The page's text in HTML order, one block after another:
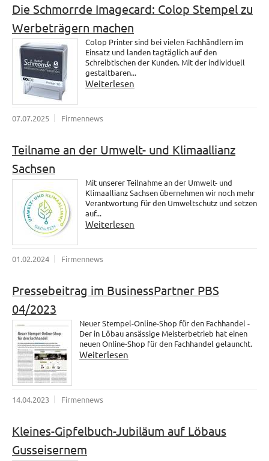
Die Schmorrde Imagecard: Colop Stempel zu
Werbeträgern machen
Colop Printer sind bei vielen Fachhändlern im
Einsatz und landen tagtäglich auf den
Schreibtischen der Kunden. Mit der individuell
gestaltbaren...
Weiterlesen
07.07.2025 Firmennews
Teilname an der Umwelt- und Klimaallianz
Sachsen
Mit unserer Teilnahme an der Umwelt- und
Klimaallianz Sachsen übernehmen wir noch mehr
Verantwortung für den Umweltschutz und setzen
auf...
Weiterlesen
01.02.2024 Firmennews
Pressebeitrag im BusinessPartner PBS
04/2023
Neuer Stempel-Online-Shop für den Fachhandel -
Der in Löbau ansässige Meisterbetrieb hat einen
neuen Online-Shop für den Fachhandel gelauncht.
Weiterlesen
14.04.2023 Firmennews
Kleines-Gipfelbuch-Jubiläum auf Löbaus
Gusseisernem